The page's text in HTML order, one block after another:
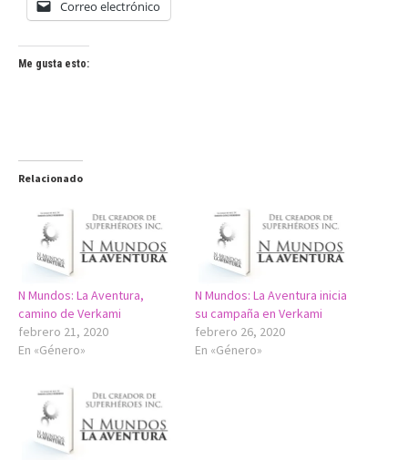
Correo electrónico
Me gusta esto:
Relacionado
N Mundos: La Aventura,
camino de Verkami
febrero 21, 2020
En «Género»
N Mundos: La Aventura inicia
su campaña en Verkami
febrero 26, 2020
En «Género»